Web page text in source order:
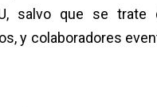
salvo que se trate
y colaboradores